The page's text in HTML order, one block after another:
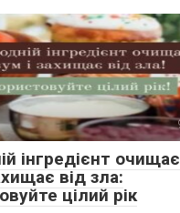
інгредієнт очищає
від зла:
цілий рік